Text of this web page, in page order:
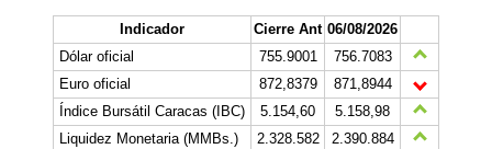
Indicador Cierre Ant 06/08/2026
Dólar oficial
755.9001
756.7083
Euro oficial
872,8379
871,8944
Índice Bursátil Caracas (IBC)
5.154,60
5.158,98
Liquidez Monetaria (MMBs.)
2.328.582
2.390.884